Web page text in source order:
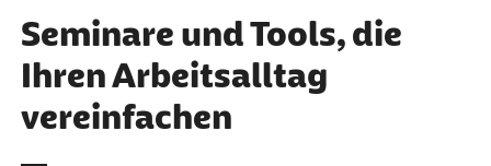
Seminare und Tools, die
Ihren Arbeitsalltag
vereinfachen